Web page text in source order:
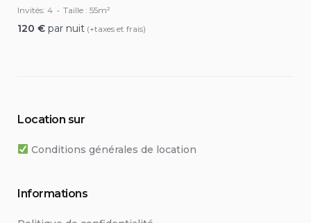
Invités: 4 Taille : 55m²
120 € par nuit (+taxes et frais)
Location sur
Conditions générales de location
Informations